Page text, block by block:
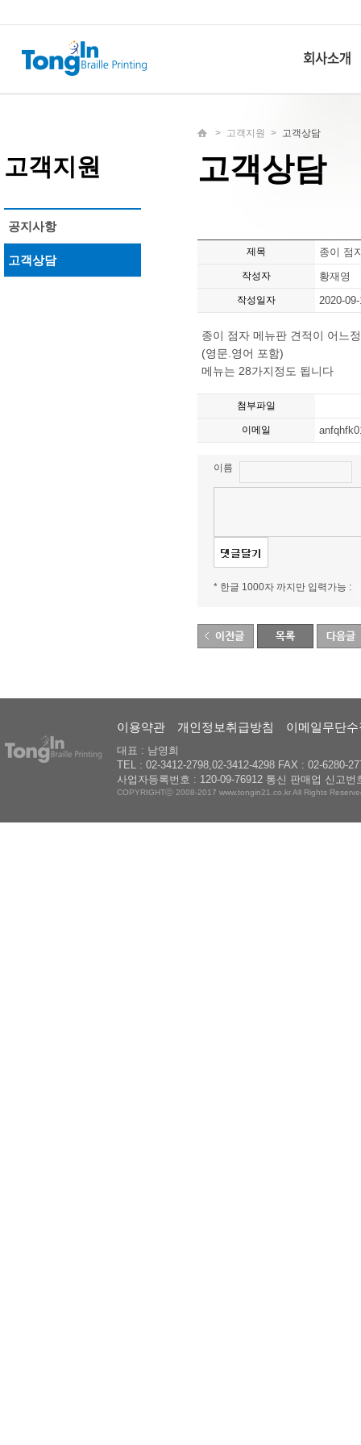
고객지원
공지사항
고객상담
> 고객지원 > 고객상담
고객상담
제목 종이 점
작성자 황재영
작성일자 2020-09-
종이 점자 메뉴판 견적이 어느
(영문.영어 포함)
메뉴는 28가지정도 됩니다
첨부파일
이메일
이름
* 한글 1000자 까지만 입력가능 :
이용약관 개인정보취급방침 이메일무단
대표 : 남영희
TEL : 02-3412-2798,02-3412-4298 FAX : 02-6280-
사업자등록번호 : 120-09-76912 통신 판매업 신고번
COPYRIGHTⓒ 2008-2017 www.tongin21.co.kr All Rights